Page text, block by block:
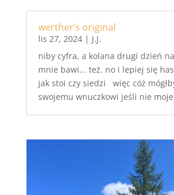
werther’s original
lis 27, 2024| J.J.
niby cyfra, a kolana drugi dzień
mnie bawi... też. no i lepiej się
jak stoi czy siedzi więc cóż
swojemu wnuczkowi jeśli nie moje